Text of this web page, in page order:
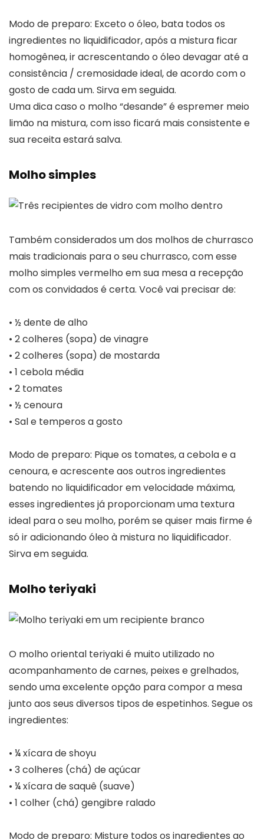
Modo de preparo: Exceto o óleo, bata todos os
ingredientes no liquidificador, após a mistura ficar
homogênea, ir acrescentando o óleo devagar até a
consistência / cremosidade ideal, de acordo com o
gosto de cada um. Sirva em seguida.
Uma dica caso o molho “desande” é espremer meio
limão na mistura, com isso ficará mais consistente e
sua receita estará salva.
Molho simples
Também considerados um dos molhos de churrasco
mais tradicionais para o seu churrasco, com esse
molho simples vermelho em sua mesa a recepção
com os convidados é certa. Você vai precisar de:
• ½ dente de alho
• 2 colheres (sopa) de vinagre
• 2 colheres (sopa) de mostarda
• 1 cebola média
• 2 tomates
• ½ cenoura
• Sal e temperos a gosto
Modo de preparo: Pique os tomates, a cebola e a
cenoura, e acrescente aos outros ingredientes
batendo no liquidificador em velocidade máxima,
esses ingredientes já proporcionam uma textura
ideal para o seu molho, porém se quiser mais firme é
só ir adicionando óleo à mistura no liquidificador.
Sirva em seguida.
Molho teriyaki
O molho oriental teriyaki é muito utilizado no
acompanhamento de carnes, peixes e grelhados,
sendo uma excelente opção para compor a mesa
junto aos seus diversos tipos de espetinhos. Segue os
ingredientes:
• ¼ xícara de shoyu
• 3 colheres (chá) de açúcar
• ¼ xícara de saquê (suave)
• 1 colher (chá) gengibre ralado
Modo de preparo: Misture todos os ingredientes ao